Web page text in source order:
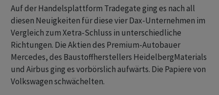
Auf der Handelsplattform Tradegate ging es nach all
diesen Neuigkeiten für diese vier Dax-Unternehmen im
Vergleich zum Xetra-Schluss in unterschiedliche
Richtungen. Die Aktien des Premium-Autobauer
Mercedes, des Baustoffherstellers HeidelbergMaterials
und Airbus ging es vorbörslich aufwärts. Die Papiere von
Volkswagen schwächelten.